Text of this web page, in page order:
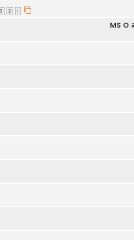
1
2
3